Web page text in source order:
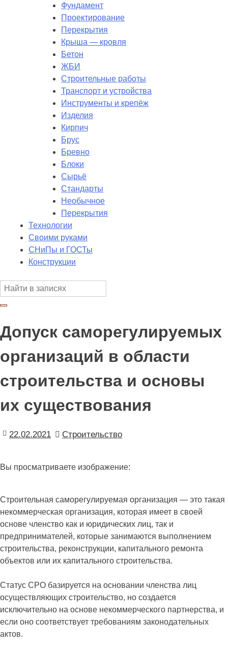
Фундамент
Проектирование
Перекрытия
Крыша — кровля
Бетон
ЖБИ
Строительные работы
Транспорт и устройства
Инструменты и крепёж
Изделия
Кирпич
Брус
Бревно
Блоки
Сырьё
Стандарты
Необычное
Перекрытия
Технологии
Своими руками
СНиПы и ГОСТы
Конструкции
Допуск саморегулируемых
организаций в области
строительства и основы
их существования
22.02.2021 Строительство
Вы просматриваете изображение:
Строительная саморегулируемая организация — это такая
некоммерческая организация, которая имеет в своей
основе членство как и юридических лиц, так и
предпринимателей, которые занимаются выполнением
строительства, реконструкции, капитального ремонта
объектов или их капитального строительства.
Статус СРО базируется на основании членства лиц
осуществляющих строительство, но создается
исключительно на основе некоммерческого партнерства, и
если оно соответствует требованиям законодательных
актов.